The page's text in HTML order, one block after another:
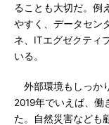
ることも大切だ。例
やすく、データセン
ネ、ITエグゼクティ
いる。
外部環境もしっか
2019年でいえば、働
た。自然災害なども